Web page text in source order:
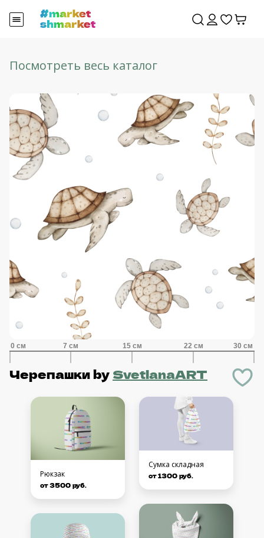
Посмотреть весь каталог
Черепашкиby SvetlanaART
Рюкзак
от 3500 руб.
Сумка складная
от 1300 руб.